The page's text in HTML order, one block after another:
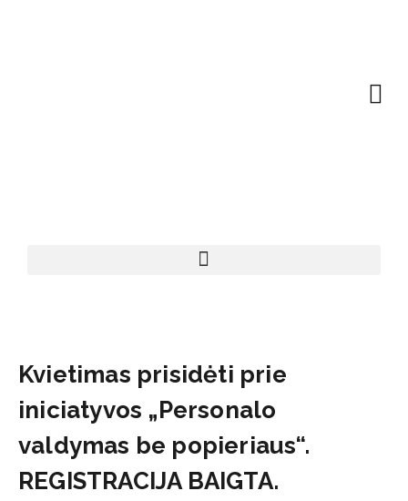
Kvietimas prisidėti prie
iniciatyvos „Personalo
valdymas be popieriaus“.
REGISTRACIJA BAIGTA.